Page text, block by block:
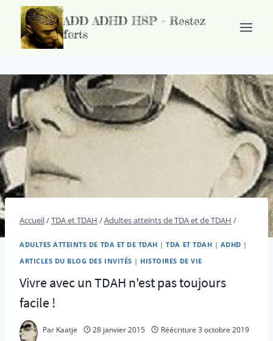
Passer
contenu
ADD ADHD HSP - Restez
forts
Accueil/TDA et TDAH /Adultes atteints de TDA et de TDAH /
ADULTES ATTEINTS DE TDA ET DE TDAH |TDA ET TDAH | ADHD |
ARTICLES DU BLOG DES INVITÉS | HISTOIRES DE VIE
Vivre avec un TDAH n'est pas toujours
facile !
Par Kaatje 28 janvier 2015 Réécriture 3 octobre 2019